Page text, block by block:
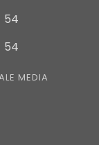
54
54
MEDIA